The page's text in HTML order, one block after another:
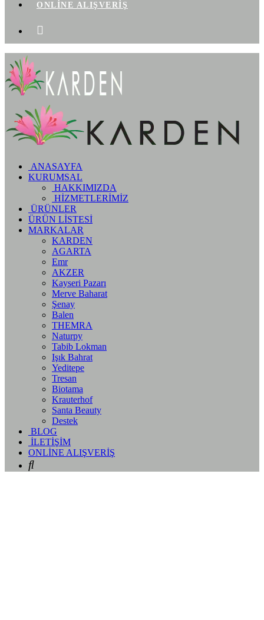
ONLİNE ALIŞVERİŞ
ANASAYFA
KURUMSAL
HAKKIMIZDA
HİZMETLERİMİZ
ÜRÜNLER
ÜRÜN LİSTESİ
MARKALAR
KARDEN
AGARTA
Emr
AKZER
Kayseri Pazarı
Merve Baharat
Şenay
Balen
THEMRA
Naturpy
Tabib Lokman
Işık Bahrat
Yeditepe
Tresan
Biotama
Krauterhof
Santa Beauty
Destek
BLOG
İLETİŞİM
ONLİNE ALIŞVERİŞ